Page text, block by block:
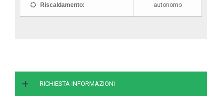
Riscaldamento: autonomo
RICHIESTA INFORMAZIONI